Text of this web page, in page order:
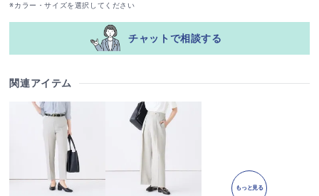
※カラー・サイズを選択してください
チャットで相談する
関連アイテム
もっと見る